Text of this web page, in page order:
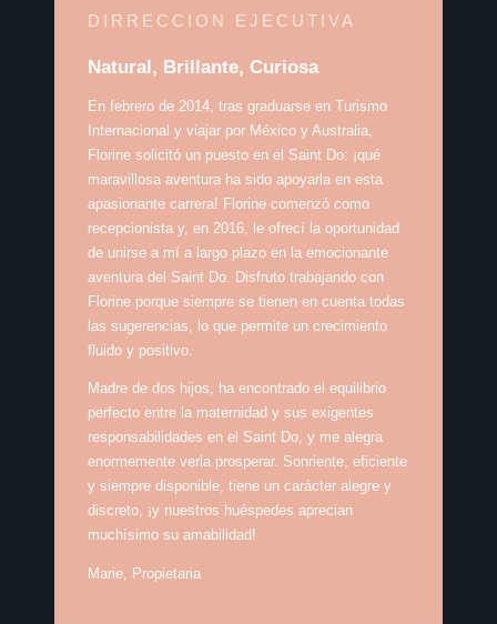
DIRRECCION EJECUTIVA
Natural, Brillante, Curiosa
En febrero de 2014, tras graduarse en Turismo
Internacional y viajar por México y Australia,
Florine solicitó un puesto en el Saint Do: ¡qué
maravillosa aventura ha sido apoyarla en esta
apasionante carrera! Florine comenzó como
recepcionista y, en 2016, le ofrecí la oportunidad
de unirse a mí a largo plazo en la emocionante
aventura del Saint Do. Disfruto trabajando con
Florine porque siempre se tienen en cuenta todas
las sugerencias, lo que permite un crecimiento
fluido y positivo.
Madre de dos hijos, ha encontrado el equilibrio
perfecto entre la maternidad y sus exigentes
responsabilidades en el Saint Do, y me alegra
enormemente verla prosperar. Sonriente, eficiente
y siempre disponible, tiene un carácter alegre y
discreto, ¡y nuestros huéspedes aprecian
muchísimo su amabilidad!
Marie, Propietaria